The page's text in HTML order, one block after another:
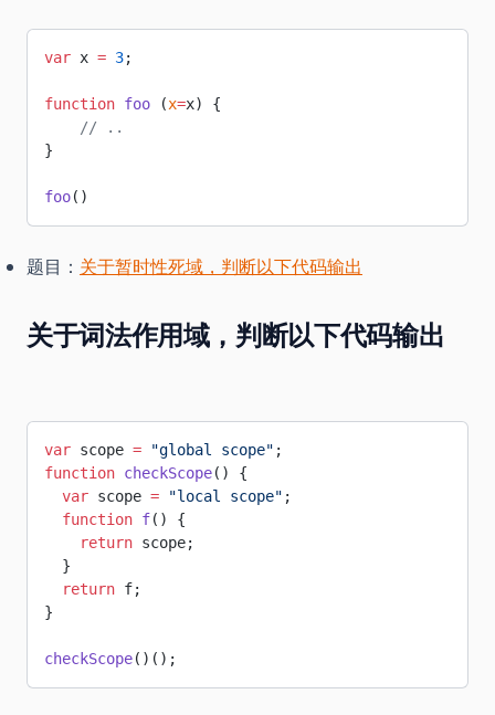
var x = 3;
function foo (x=x) {
    // ..
}
foo()
题目： 关于暂时性死域，判断以下代码输出
关于词法作用域，判断以下代码输出
var scope = "global scope" ;
function checkScope() {
  var
scope = "local scope" ;
  function
f() {
    return
scope;
  }
  return
f;
}
checkScope()();